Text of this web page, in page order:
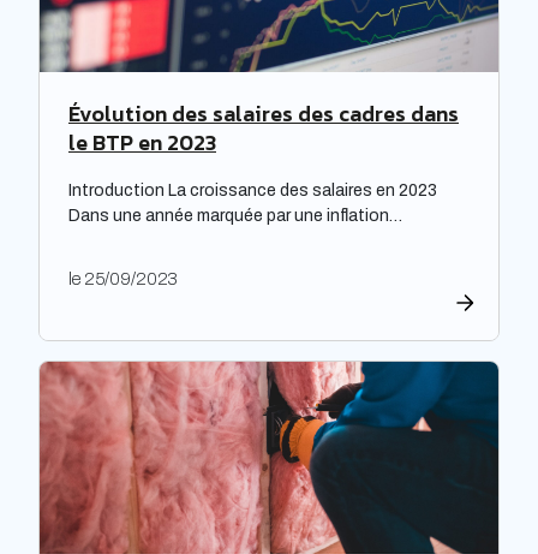
Évolution des salaires des cadres dans
le BTP en 2023
Introduction La croissance des salaires en 2023
Dans une année marquée par une inflation
une inflation hors-norme, les entreprises ont mis la
Expectra dans son 21ème baromètre, évoquant une
progression […]
le 25/09/2023